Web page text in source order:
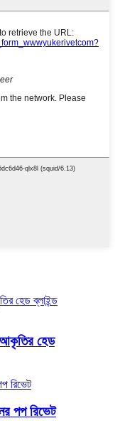
আকৃতির হেড
পপ রিভেট